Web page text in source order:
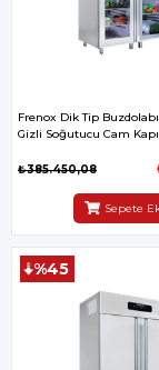
Frenox Dik Tip
Gizli Soğutucu Cam
₺385.450,08
Sepete
%45